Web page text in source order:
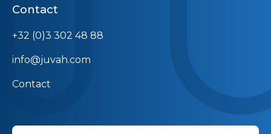
Contact
+32 (0)3 302 48 88
info@juvah.com
Contact